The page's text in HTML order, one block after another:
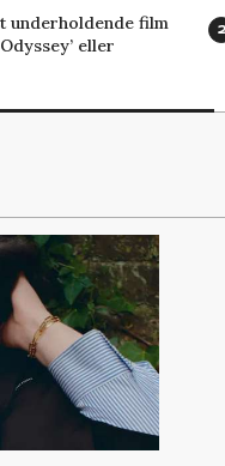
underholdende film
eller